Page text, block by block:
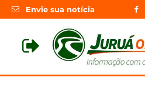
Envie sua notícia